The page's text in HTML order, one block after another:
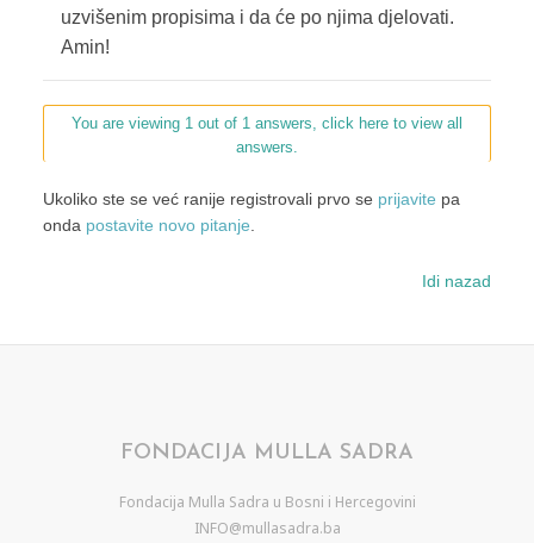
uzvišenim propisima i da će po njima djelovati.
Amin!
You are viewing 1 out of 1 answers, click here to view all
answers.
Ukoliko ste se već ranije registrovali prvo se prijavite pa
onda postavite novo pitanje.
Idi nazad
FONDACIJA MULLA SADRA
Fondacija Mulla Sadra u Bosni i Hercegovini
INFO@mullasadra.ba